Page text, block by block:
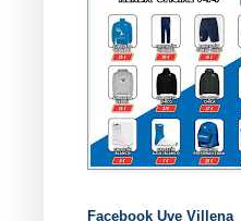
Facebook Uve Villena